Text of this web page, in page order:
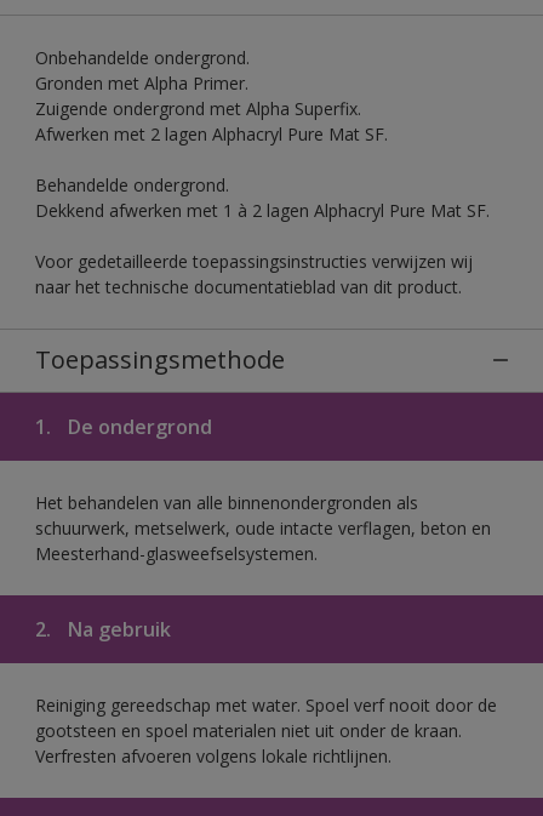
Onbehandelde ondergrond.
Gronden met Alpha Primer.
Zuigende ondergrond met Alpha Superfix.
Afwerken met 2 lagen Alphacryl Pure Mat SF.
Behandelde ondergrond.
Dekkend afwerken met 1 à 2 lagen Alphacryl Pure Mat SF.
Voor gedetailleerde toepassingsinstructies verwijzen wij
naar het technische documentatieblad van dit product.
Toepassingsmethode
1. De ondergrond
Het behandelen van alle binnenondergronden als
schuurwerk, metselwerk, oude intacte verflagen, beton en
Meesterhand-glasweefselsystemen.
2. Na gebruik
Reiniging gereedschap met water. Spoel verf nooit door de
gootsteen en spoel materialen niet uit onder de kraan.
Verfresten afvoeren volgens lokale richtlijnen.